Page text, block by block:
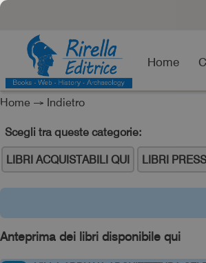
Home
Home → Indietro
Scegli tra queste categorie:
LIBRI ACQUISTABILI QUI
LIBRI
Anteprima dei libri disponibile qui